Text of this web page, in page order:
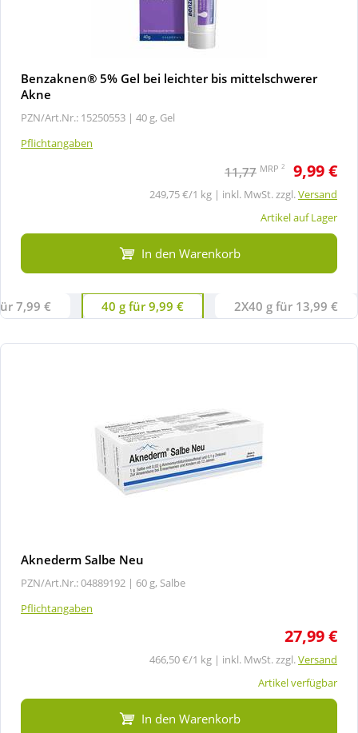
Benzaknen® 5% Gel bei leichter bis mittelschwerer
Akne
PZN/Art.Nr.: 15250553 | 40 g, Gel
Pflichtangaben
11,77 MRP 2 9,99 €
249,75 €/1 kg | inkl. MwSt. zzgl.Versand
Artikel auf Lager
In den Warenkorb
7,99 € 40 g für 9,99 € 2X40 g für 13,99 €
Aknederm Salbe Neu
PZN/Art.Nr.: 04889192 | 60 g, Salbe
Pflichtangaben
27,99 €
466,50 €/1 kg | inkl. MwSt. zzgl.Versand
Artikel verfügbar
In den Warenkorb